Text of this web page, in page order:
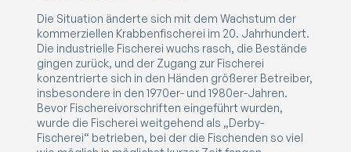
Die Situation änderte sich mit dem Wachstum der
kommerziellen Krabbenfischerei im 20. Jahrhundert.
Die industrielle Fischerei wuchs rasch, die Bestände
gingen zurück, und der Zugang zur Fischerei
konzentrierte sich in den Händen größerer Betreiber,
insbesondere in den 1970er- und 1980er-Jahren.
Bevor Fischereivorschriften eingeführt wurden,
wurde die Fischerei weitgehend als „Derby-
Fischerei“ betrieben, bei der die Fischenden so viel